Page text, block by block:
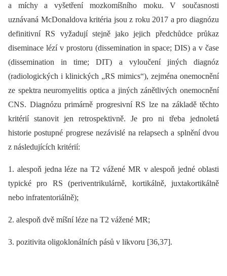
a míchy a vyšetření mozkomíšního moku. V současnosti
uznávaná McDonaldova kritéria jsou z roku 2017 a pro dia­gnózu
definitivní RS vyžadují stejně jako jejich předchůdce průkaz
diseminace lézí v prostoru (dissemination in space; DIS) a v čase
(dissemination in time; DIT) a vyloučení jiných dia­gnóz
(radiologických i klinických „RS mimics“), zejména onemocnění
ze spektra neuromyelitis optica a jiných zánětlivých onemocnění
CNS. Dia­gnózu primárně progresivní RS lze na základě těchto
kritérií stanovit jen retrospektivně. Je pro ni třeba jednoletá
historie postupné progrese nezávislé na relapsech a splnění dvou
z následujících kritérií:
1. alespoň jedna léze na T2 vážené MR v alespoň jedné oblasti
typické pro RS (periventrikulárně, kortikálně, juxtakortikálně
nebo infratentoriálně);
2. alespoň dvě míšní léze na T2 vážené MR;
3. pozitivita oligoklonálních pásů v likvoru [36,37].